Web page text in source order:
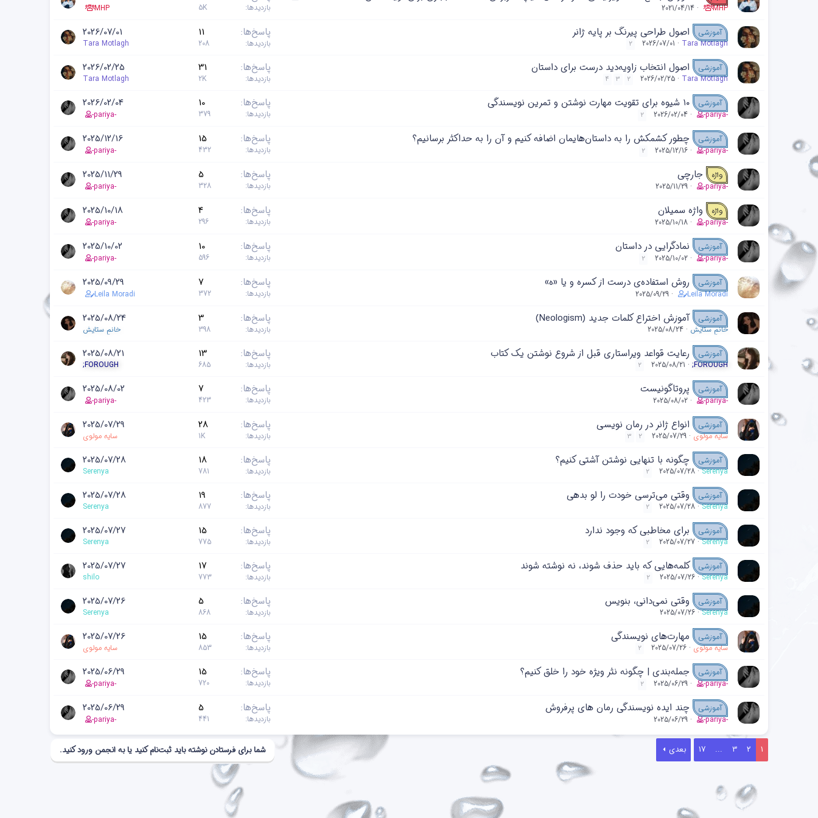
MHP
2021/04/14 بازدیدها 5K
MHP
آموزشی اصول طراحی پیرنگ بر پایه ژانر
Tara Motlagh
2026/07/01
2
پاسخ‌ها 11
بازدیدها 208
2026/07/01
Tara Motlagh
آموزشی اصول انتخاب زاویه‌دید درست برای داستان
Tara Motlagh
2026/02/25
2
3
4
پاسخ‌ها 31
بازدیدها 2K
2026/02/25
Tara Motlagh
آموزشی ۱۰ شیوه برای تقویت مهارت نوشتن و تمرین نویسندگی
-pariya-
2026/02/04
2
پاسخ‌ها 10
بازدیدها 379
2026/02/04
-pariya-
آموزشی چطور کشمکش را به داستان‌هایمان اضافه کنیم و آن را به حداکثر برسانیم؟
-pariya-
2025/12/16
2
پاسخ‌ها 15
بازدیدها 432
2025/12/16
-pariya-
واژه جارچی
-pariya-
2025/11/29
پاسخ‌ها 5
بازدیدها 328
2025/11/29
-pariya-
واژه واژه سمیلان
-pariya-
2025/10/18
پاسخ‌ها 4
بازدیدها 296
2025/10/18
-pariya-
آموزشی نمادگرایی در داستان
-pariya-
2025/10/02
2
پاسخ‌ها 10
بازدیدها 596
2025/10/02
-pariya-
آموزشی روش استفاده‌ی درست از کسره و یا «ه»
Leila Moradi
2025/09/29
پاسخ‌ها 7
بازدیدها 372
2025/09/29
Leila Moradi
آموزشی آموزش اختراع کلمات جدید (Neologism)
خانمِ ستایش 2025/08/24
پاسخ‌ها 3
بازدیدها 398
2025/08/24
خانمِ ستایش
آموزشی رعایت قواعد ویراستاری قبل از شروع نوشتن یک کتاب
;FOROUGH
2025/08/21
2
پاسخ‌ها 13
بازدیدها 685
2025/08/21
;FOROUGH
آموزشی پروتاگونیست
-pariya-
2025/08/02
پاسخ‌ها 7
بازدیدها 423
2025/08/02
-pariya-
آموزشی انواع ژانر در رمان نویسی
سایه مولوی 2025/07/29
2
3
پاسخ‌ها 28
بازدیدها 1K
2025/07/29
سایه مولوی
آموزشی چگونه با تنهایی نوشتن آشتی کنیم؟
Serenya
2025/07/28
2
پاسخ‌ها 18
بازدیدها 781
2025/07/28
Serenya
آموزشی وقتی می‌ترسی خودت را لو بدهی
Serenya
2025/07/28
2
پاسخ‌ها 19
بازدیدها 877
2025/07/28
Serenya
آموزشی برای مخاطبی که وجود ندارد
Serenya
2025/07/27
2
پاسخ‌ها 15
بازدیدها 775
2025/07/27
Serenya
آموزشی کلمه‌هایی که باید حذف شوند، نه نوشته شوند
Serenya
2025/07/26
2
پاسخ‌ها 17
بازدیدها 773
2025/07/27
shilo
آموزشی وقتی نمی‌دانی، بنویس
Serenya
2025/07/26
پاسخ‌ها 5
بازدیدها 868
2025/07/26
Serenya
آموزشی مهارت‌های نویسندگی
سایه مولوی 2025/07/26
2
پاسخ‌ها 15
بازدیدها 853
2025/07/26
سایه مولوی
آموزشی جمله‌بندی | چگونه نثر ویژه خود را خلق کنیم؟
-pariya-
2025/06/29
2
پاسخ‌ها 15
بازدیدها 720
2025/06/29
-pariya-
آموزشی چند ایده نویسندگی رمان های پرفروش
-pariya-
2025/06/29
پاسخ‌ها 5
بازدیدها 441
2025/06/29
-pariya-
1
2
3
...
17 بعدی شما برای فرستادن نوشته باید ثبت‌نام کنید یا به انجمن ورود کنید.